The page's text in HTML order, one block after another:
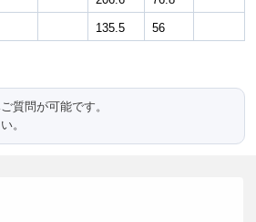
135.5 56
質問が可能です。
。